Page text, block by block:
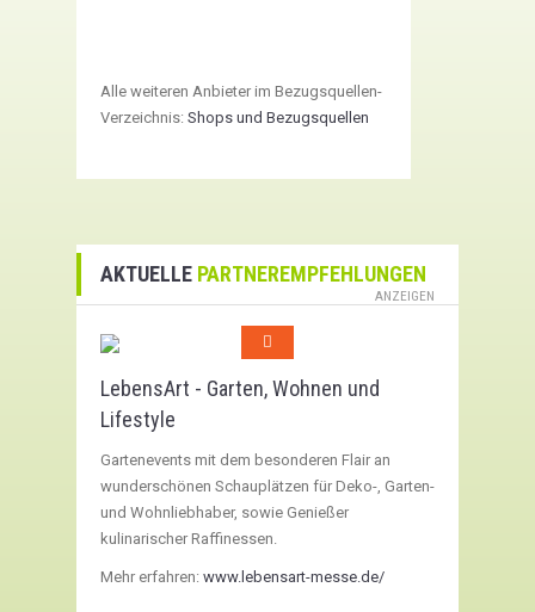
Alle weiteren Anbieter im Bezugsquellen-
Verzeichnis: Shops und Bezugsquellen
AKTUELLE PARTNEREMPFEHLUNGEN
ANZEIGEN
LebensArt - Garten, Wohnen und
Lifestyle
Gartenevents mit dem besonderen Flair an
wunderschönen Schauplätzen für Deko-, Garten-
und Wohnliebhaber, sowie Genießer
kulinarischer Raffinessen.
Mehr erfahren: www.lebensart-messe.de/